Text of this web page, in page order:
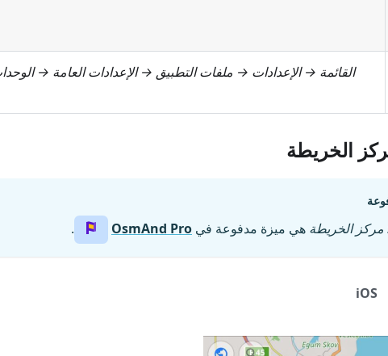
القائمة → الإعدادات → ملفات التطبيق → الإعدادات العامة →
الخريطة
مركز الخريطة هي ميزة مدفوعة في OsmAnd Pro
.
iOS